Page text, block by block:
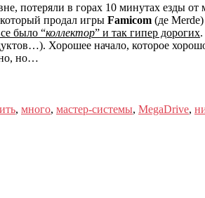
потеряли в горах 10 минутах езды от
продал игры Famicom (де
было “коллектор” и так гипер дорогих
Хорошее начало, которое
но…
, много, мастер-системы, MegaDrive,